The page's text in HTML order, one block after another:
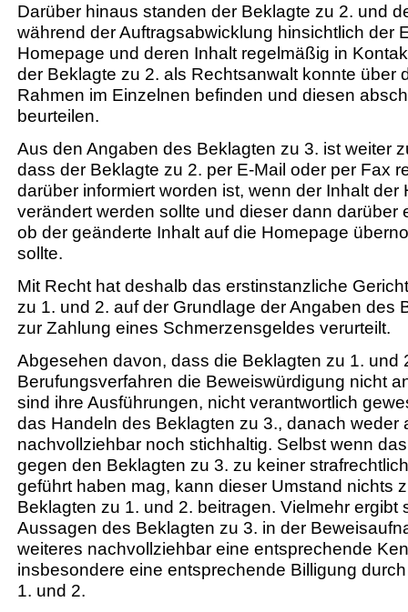
Darüber hinaus standen der Beklagte zu 2. und
während der Auftragsabwicklung hinsichtlich der
Homepage und deren Inhalt regelmäßig in
der Beklagte zu 2. als Rechtsanwalt konnte über
Rahmen im Einzelnen befinden und diesen
beurteilen.
Aus den Angaben des Beklagten zu 3. ist weiter
dass der Beklagte zu 2. per E-Mail oder per Fax
darüber informiert worden ist, wenn der Inhalt der
verändert werden sollte und dieser dann darüber
ob der geänderte Inhalt auf die Homepage
sollte.
Mit Recht hat deshalb das erstinstanzliche
zu 1. und 2. auf der Grundlage der Angaben des
zur Zahlung eines Schmerzensgeldes verurteilt.
Abgesehen davon, dass die Beklagten zu 1. und
Berufungsverfahren die Beweiswürdigung nicht
sind ihre Ausführungen, nicht verantwortlich
das Handeln des Beklagten zu 3., danach weder
nachvollziehbar noch stichhaltig. Selbst wenn
gegen den Beklagten zu 3. zu keiner
geführt haben mag, kann dieser Umstand nichts
Beklagten zu 1. und 2. beitragen. Vielmehr ergibt
Aussagen des Beklagten zu 3. in der
weiteres nachvollziehbar eine entsprechende
insbesondere eine entsprechende Billigung
1. und 2.